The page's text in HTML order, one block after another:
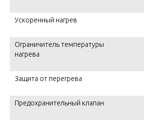
Ускоренный нагрев
Ограничитель температуры
нагрева
Защита от перегрева
Предохранительный клапан